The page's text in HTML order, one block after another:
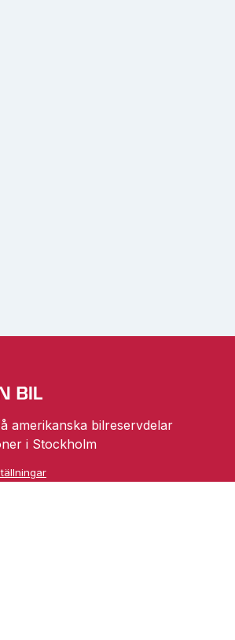
amerikanska bilreservdelar
i Stockholm